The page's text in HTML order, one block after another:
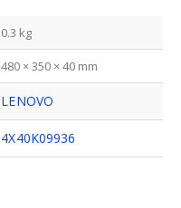
0.3 kg
480 × 350 × 40 mm
LENOVO
4X40K09936